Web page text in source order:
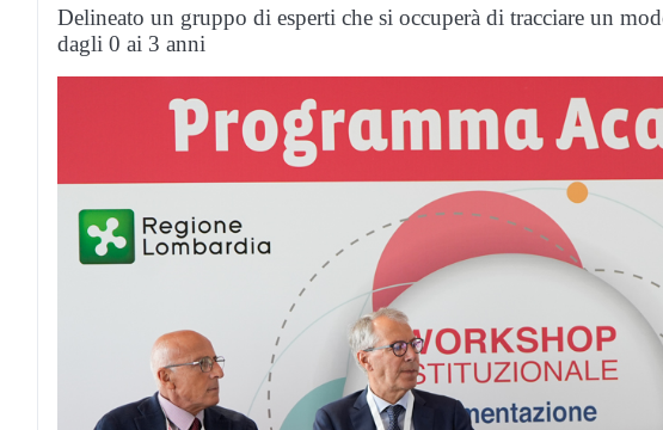
Delineato un gruppo di esperti che si occuperà di tracciare un
dagli 0 ai 3 anni